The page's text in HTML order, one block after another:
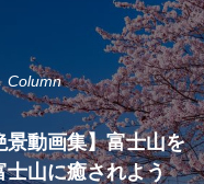
Column
景動画集】富士山を
士山に癒されよう